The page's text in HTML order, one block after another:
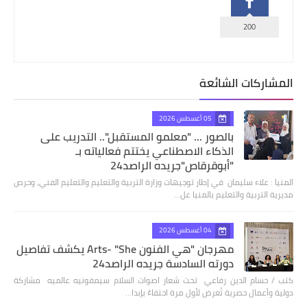
200
المشاركات الشائعة
05 أغسطس 2026
بالصور ... "معلمو المستقبل".. التدريب على
الذكاء الاصطناعي يختتم فعالياته بـ
"أبوقرقاص"جريده الراصد24
المنيا : علاء سليمان في إطار توجيهات وزارة التربية والتعليم والتعليم الفني، وحرص
مديرية التربية والتعليم بالمنيا عل…
04 أغسطس 2026
مهرجان "هي الفنون Arts- "She يكشف تفاصيل
دورته السادسة جريده الراصد24
كتب / حسام الدين رفاعي تحت شعار اصوات السلام سيمفونيه عالميه مشاركة
دولية وأعمال حصرية تُعرض لأول مرة احتفاءً بإبدا…